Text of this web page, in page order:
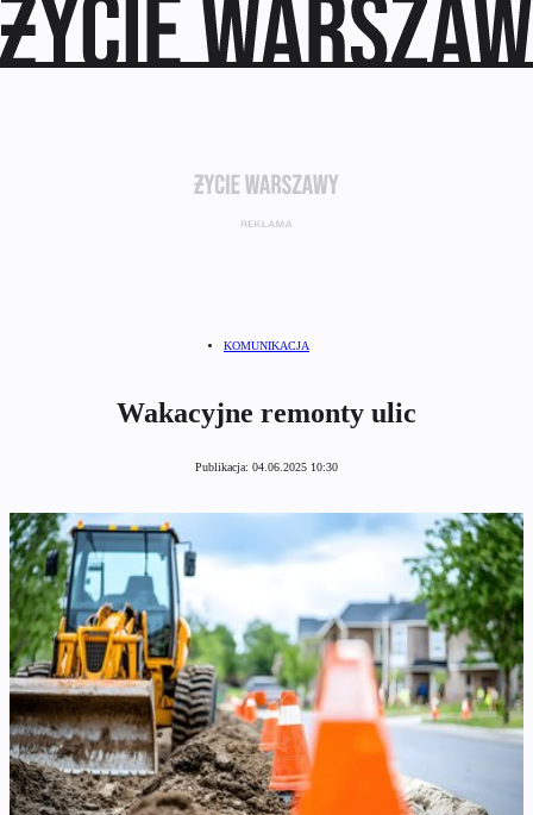
KOMUNIKACJA
Wakacyjne remonty ulic
Publikacja: 04.06.2025 10:30